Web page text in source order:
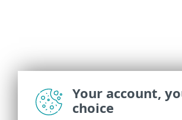
Your account,
choice